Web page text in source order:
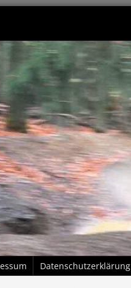
Datenschutzerklärung